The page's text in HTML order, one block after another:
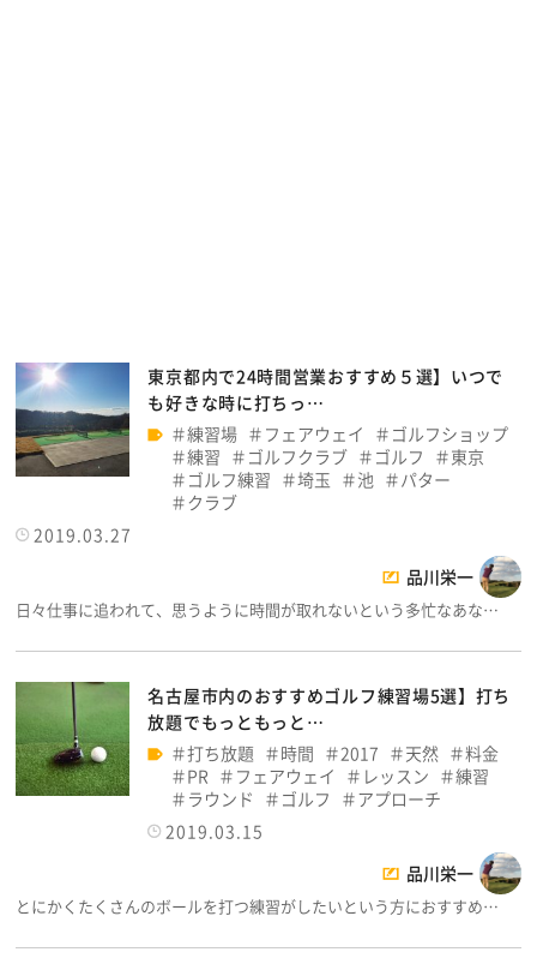
東京都内で24時間営業おすすめ５選】いつで
も好きな時に打ちっ…
練習場
フェアウェイ
ゴルフショップ
練習
ゴルフクラブ ゴルフ
東京
ゴルフ練習
埼玉 池
パター
クラブ
2019.03.27
品川栄一
日々仕事に追われて、思うように時間が取れないという多忙なあな…
名古屋市内のおすすめゴルフ練習場5選】打ち
放題でもっともっと…
打ち放題
時間 2017 天然
料金
PR
フェアウェイ レッスン
練習
ラウンド
ゴルフ
アプローチ
2019.03.15
品川栄一
とにかくたくさんのボールを打つ練習がしたいという方におすすめ…